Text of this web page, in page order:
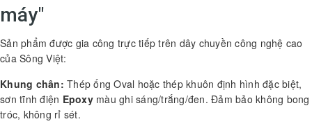
máy"
Sản phẩm được gia công trực tiếp trên dây chuyền công nghệ cao
của Sông Việt:
Khung chân: Thép ống Oval hoặc thép khuôn định hình đặc biệt,
sơn tĩnh điện Epoxymàu ghi sáng/trắng/đen. Đảm bảo không bong
tróc, không rỉ sét.